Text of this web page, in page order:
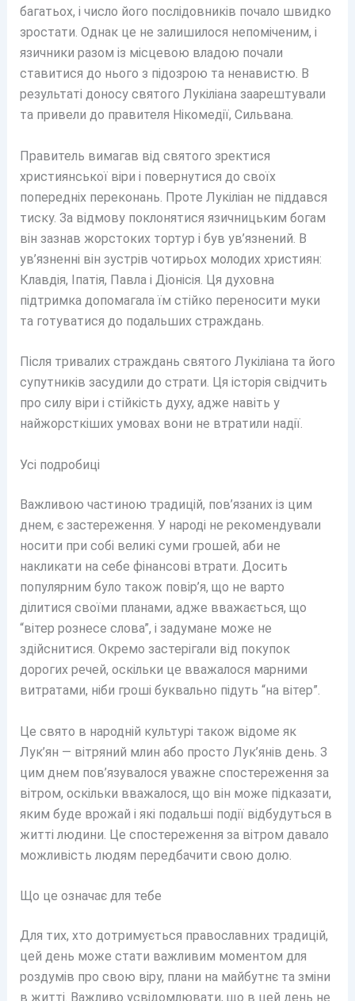
багатьох, і число його послідовників почало швидко
зростати. Однак це не залишилося непоміченим, і
язичники разом із місцевою владою почали
ставитися до нього з підозрою та ненавистю. В
результаті доносу святого Лукіліана заарештували
та привели до правителя Нікомедії, Сильвана.
Правитель вимагав від святого зректися
християнської віри і повернутися до своїх
попередніх переконань. Проте Лукіліан не піддався
тиску. За відмову поклонятися язичницьким богам
він зазнав жорстоких тортур і був ув’язнений. В
ув’язненні він зустрів чотирьох молодих християн:
Клавдія, Іпатія, Павла і Діонісія. Ця духовна
підтримка допомагала їм стійко переносити муки
та готуватися до подальших страждань.
Після тривалих страждань святого Лукіліана та його
супутників засудили до страти. Ця історія свідчить
про силу віри і стійкість духу, адже навіть у
найжорсткіших умовах вони не втратили надії.
Усі подробиці
Важливою частиною традицій, пов’язаних із цим
днем, є застереження. У народі не рекомендували
носити при собі великі суми грошей, аби не
накликати на себе фінансові втрати. Досить
популярним було також повір’я, що не варто
ділитися своїми планами, адже вважається, що
“вітер рознесе слова”, і задумане може не
здійснитися. Окремо застерігали від покупок
дорогих речей, оскільки це вважалося марними
витратами, ніби гроші буквально підуть “на вітер”.
Це свято в народній культурі також відоме як
Лук’ян — вітряний млин або просто Лук’янів день. З
цим днем пов’язувалося уважне спостереження за
вітром, оскільки вважалося, що він може підказати,
яким буде врожай і які подальші події відбудуться в
житті людини. Це спостереження за вітром давало
можливість людям передбачити свою долю.
Що це означає для тебе
Для тих, хто дотримується православних традицій,
цей день може стати важливим моментом для
роздумів про свою віру, плани на майбутнє та зміни
в житті. Важливо усвідомлювати, що в цей день не